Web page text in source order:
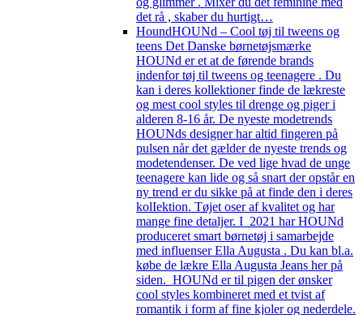
det rå , skaber du hurtigt…
HoundHOUNd – Cool tøj til tweens og
teens Det Danske børnetøjsmærke
HOUNd er et at de førende brands
indenfor tøj til tweens og teenagere . Du
kan i deres kollektioner finde de lækreste
og mest cool styles til drenge og piger i
alderen 8-16 år. De nyeste modetrends
HOUNds designer har altid fingeren på
pulsen når det gælder de nyeste trends og
modetendenser. De ved lige hvad de unge
teenagere kan lide og så snart der opstår en
ny trend er du sikke på at finde den i deres
kolIektion. Tøjet oser af kvalitet og har
mange fine detaljer. I 2021 har HOUNd
produceret smart børnetøj i samarbejde
med influenser Ella Augusta . Du kan bl.a.
købe de lækre Ella Augusta Jeans her på
siden. HOUNd er til pigen der ønsker
cool styles kombineret med et tvist af
romantik i form af fine kjoler og nederdele.